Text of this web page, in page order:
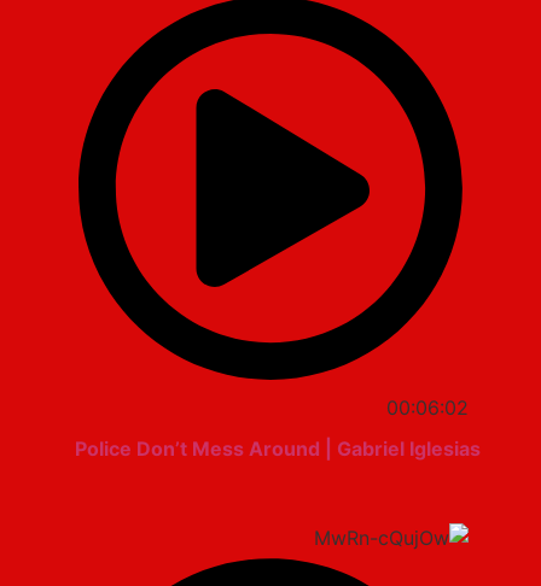
00:06:02
Police Don’t Mess Around | Gabriel Iglesias